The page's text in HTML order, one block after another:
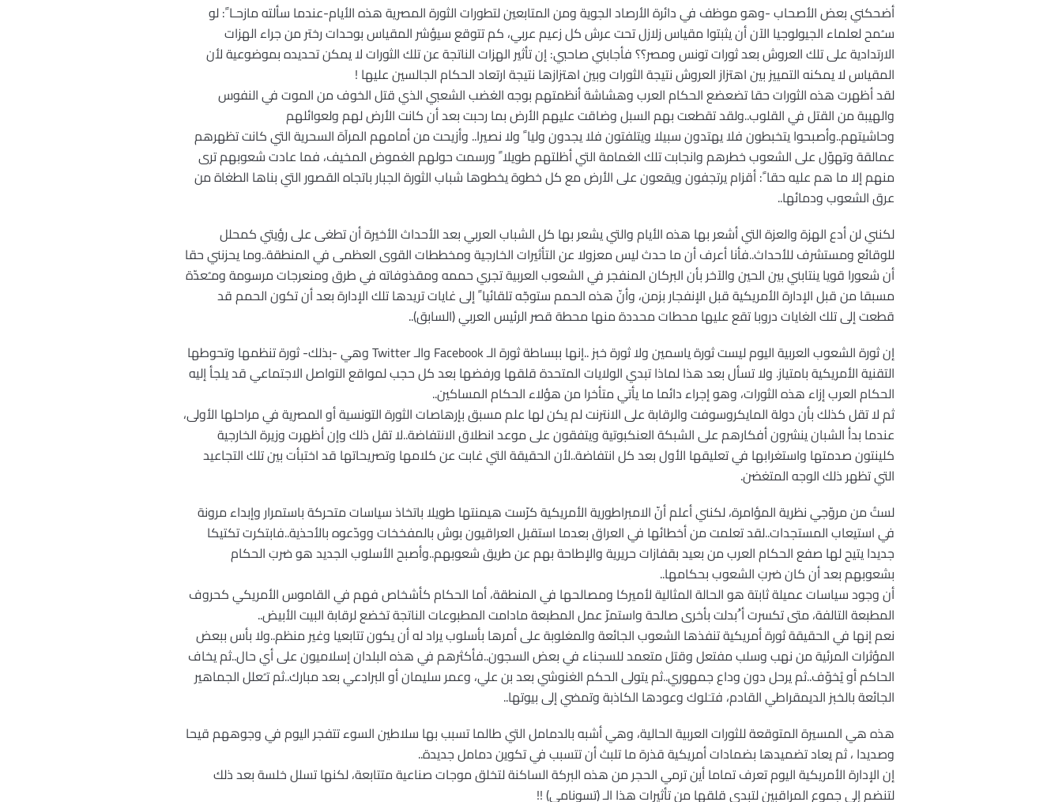
أضحكني بعض الأصحاب -وهو موظف في دائرة الأرصاد الجوية ومن المتابعين لتطورات الثورة المصرية هذه الأيام-عندما سألته مازحـا ً: لو
سـُمح لعلماء الجيولوجيا الآن أن يثبتوا مقياس زلازل تحت عرش كل زعيم عربي، كم تتوقع سيؤشر المقياس بوحدات رختر من جراء الهزات
الارتدادية على تلك العروش بعد ثورات تونس ومصر؟؟ فأجابني صاحبي: إن تأثير الهزات الناتجة عن تلك الثورات لا يمكن تحديده بموضوعية لأن
المقياس لا يمكنه التمييز بين اهتزاز العروش نتيجة الثورات وبين اهتزازها نتيجة ارتعاد الحكام الجالسين عليها !
لقد أظهرت هذه الثورات حقا تضعضع الحكام العرب وهشاشة أنظمتهم بوجه الغضب الشعبي الذي قتل الخوف من الموت في النفوس
والهيبة من القتل في القلوب..ولقد تقطعت بهم السبل وضاقت عليهم الأرض بما رحبت بعد أن كانت الأرض لهم ولعوائلهم
وحاشيتهم..وأصبحوا يتخبطون فلا يهتدون سبيلا ويتلفتون فلا يجدون وليا ً ولا نصيرا.. وأزيحت من أمامهم المرآة السحرية التي كانت تظهرهم
عمالقة وتهوّل على الشعوب خطرهم وانجابت تلك الغمامة التي أظلتهم طويلا ً ورسمت حولهم الغموض المخيف، فما عادت شعوبهم ترى
منهم إلا ما هم عليه حقا ً: أقزام يرتجفون ويقعون على الأرض مع كل خطوة يخطوها شباب الثورة الجبار باتجاه القصور التي بناها الطغاة من
عرق الشعوب ودمائها..
لكنني لن أدع الهزة والعزة التي أشعر بها هذه الأيام والتي يشعر بها كل الشباب العربي بعد الأحداث الأخيرة أن تطغى على رؤيتي كمحلل
للوقائع ومستشرف للأحداث..فأنا أعرف أن ما حدث ليس معزولا عن التأثيرات الخارجية ومخططات القوى العظمى في المنطقة..وما يحزنني حقا
أن شعورا قويا ينتابني بين الحين والآخر بأن البركان المنفجر في الشعوب العربية تجري حممه ومقذوفاته في طرق ومنعرجات مرسومة ومـُعدّة
مسبقا من قبل الإدارة الأمريكية قبل الإنفجار بزمن، وأنّ هذه الحمم ستوجّه تلقائيا ً إلى غايات تريدها تلك الإدارة بعد أن تكون الحمم قد
قطعت إلى تلك الغايات دروبا تقع عليها محطات محددة منها محطة قصر الرئيس العربي (السابق)..
إن ثورة الشعوب العربية اليوم ليست ثورة ياسمين ولا ثورة خبز ..إنها ببساطة ثورة الـ Facebook والـ Twitter وهي -بذلك- ثورة تنظمها وتحوطها
التقنية الأمريكية بامتياز. ولا تسأل بعد هذا لماذا تبدي الولايات المتحدة قلقها ورفضها بعد كل حجب لمواقع التواصل الاجتماعي قد يلجأ إليه
الحكام العرب إزاء هذه الثورات، وهو إجراء دائما ما يأتي متأخرا من هؤلاء الحكام المساكين..
ثم لا تقل كذلك بأن دولة المايكروسوفت والرقابة على الانترنت لم يكن لها علم مسبق بإرهاصات الثورة التونسية أو المصرية في مراحلها الأولى،
عندما بدأ الشبان ينشرون أفكارهم على الشبكة العنكبوتية ويتفقون على موعد انطلاق الانتفاضة..لا تقل ذلك وإن أظهرت وزيرة الخارجية
كلينتون صدمتها واستغرابها في تعليقها الأول بعد كل انتفاضة..لأن الحقيقة التي غابت عن كلامها وتصريحاتها قد اختبأت بين تلك التجاعيد
التي تظهر ذلك الوجه المتغضن.
لستُ من مروّجي نظرية المؤامرة، لكنني أعلم أنّ الامبراطورية الأمريكية كرّست هيمنتها طويلا باتخاذ سياسات متحركة باستمرار وإبداء مرونة
في استيعاب المستجدات..لقد تعلمت من أخطائها في العراق بعدما استقبل العراقيون بوش بالمفخخات وودّعوه بالأحذية..فابتكرت تكتيكا
جديدا يتيح لها صفع الحكام العرب من بعيد بقفازات حريرية والإطاحة بهم عن طريق شعوبهم..وأصبح الأسلوب الجديد هو ضربَ الحكام
بشعوبهم بعد أن كان ضربَ الشعوب بحكامها..
أن وجود سياسات عميلة ثابتة هو الحالة المثالية لأميركا ومصالحها في المنطقة، أما الحكام كأشخاص فهم في القاموس الأمريكي كحروف
المطبعة التالفة، متى تكسرت أ ُبدلت بأخرى صالحة واستمرّ عمل المطبعة مادامت المطبوعات الناتجة تخضع لرقابة البيت الأبيض..
نعم إنها في الحقيقة ثورة أمريكية تنفذها الشعوب الجائعة والمغلوبة على أمرها بأسلوب يراد له أن يكون تتابعيا وغير منظم..ولا بأس ببعض
المؤثرات المرئية من نهب وسلب مفتعل وقتل متعمد للسجناء في بعض السجون..فأكثرهم في هذه البلدان إسلاميون على أي حال..ثم يخاف
الحاكم أو يُخوّف..ثم يرحل دون وداع جمهوري..ثم يتولى الحكم الغنوشي بعد بن علي، وعمر سليمان أو البرادعي بعد مبارك..ثم تـُعلل الجماهير
الجائعة بالخبز الديمقراطي القادم، فتـَلوك وعودها الكاذبة وتمضي إلى بيوتها..
هذه هي المسيرة المتوقعة للثورات العربية الحالية، وهي أشبه بالدمامل التي طالما تسبب بها سلاطين السوء تتفجر اليوم في وجوههم قيحا
وصديدا ، ثم يعاد تضميدها بضمادات أمريكية قذرة ما تلبث أن تتسبب في تكوين دمامل جديدة..
إن الإدارة الأمريكية اليوم تعرف تماما أين ترمي الحجر من هذه البركة الساكنة لتخلق موجات صناعية متتابعة، لكنها تسلل خلسة بعد ذلك
لتنضم إلى جموع المراقبين لتبدي قلقها من تأثيرات هذا الـ (تسونامي) !!